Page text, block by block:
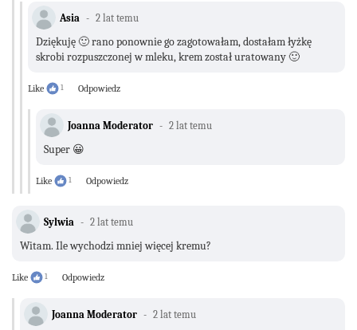
Asia 2 lat temu
Dziękuję 🙂 rano ponownie go zagotowałam, dostałam łyżkę
skrobi rozpuszczonej w mleku, krem został uratowany 🙂
Like 1 Odpowiedz
Joanna Moderator 2 lat temu
Super 😀
Like 1 Odpowiedz
Sylwia 2 lat temu
Witam. Ile wychodzi mniej więcej kremu?
Like 1 Odpowiedz
Joanna Moderator 2 lat temu